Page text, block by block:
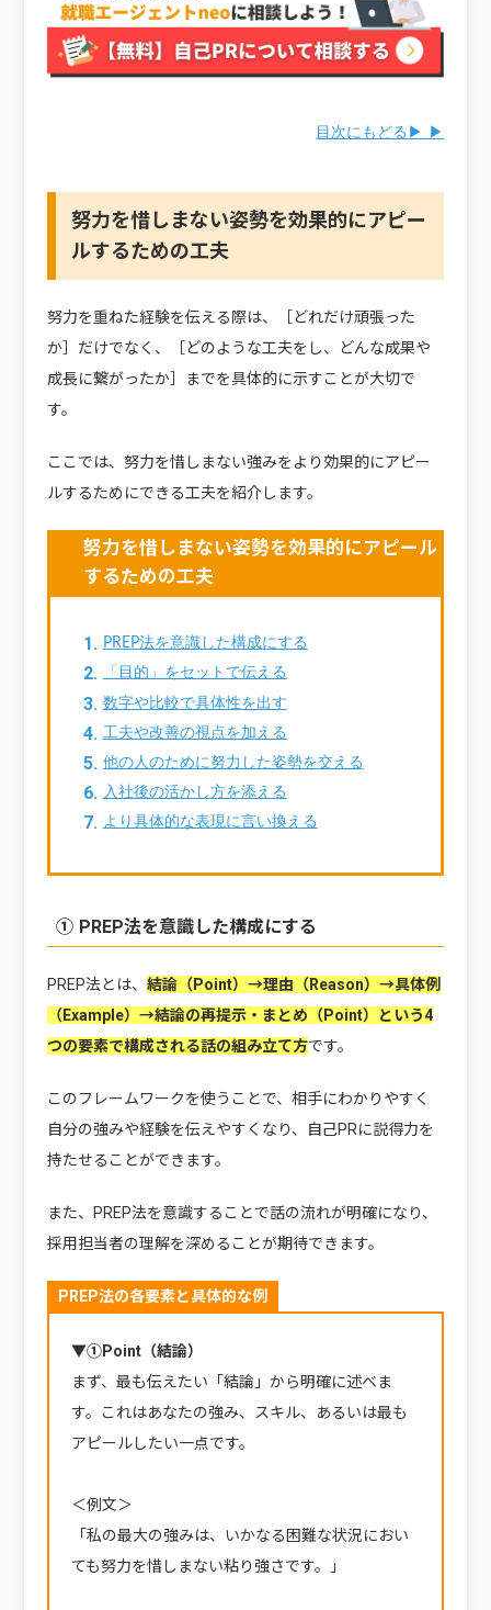
目次にもどる▶ ▶
努力を惜しまない姿勢を効果的にアピー
ルするための工夫
努力を重ねた経験を伝える際は、［どれだけ頑張った
か］だけでなく、［どのような工夫をし、どんな成果や
成長に繋がったか］までを具体的に示すことが大切で
す。
ここでは、努力を惜しまない強みをより効果的にアピー
ルするためにできる工夫を紹介します。
努力を惜しまない姿勢を効果的にアピール
するための工夫
PREP法を意識した構成にする
「目的」をセットで伝える
数字や比較で具体性を出す
工夫や改善の視点を加える
他の人のために努力した姿勢を交える
入社後の活かし方を添える
より具体的な表現に言い換える
① PREP法を意識した構成にする
PREP法とは、 結論（Point）→理由（Reason）→具体例
（Example）→結論の再提示・まとめ（Point）という4
つの要素で構成される話の組み立て方です。
このフレームワークを使うことで、相手にわかりやすく
自分の強みや経験を伝えやすくなり、自己PRに説得力を
持たせることができます。
また、PREP法を意識することで話の流れが明確になり、
採用担当者の理解を深めることが期待できます。
PREP法の各要素と具体的な例
▼①Point（結論）
まず、最も伝えたい「結論」から明確に述べま
す。これはあなたの強み、スキル、あるいは最も
アピールしたい一点です。
＜例文＞
「私の最大の強みは、いかなる困難な状況におい
ても努力を惜しまない粘り強さです。」